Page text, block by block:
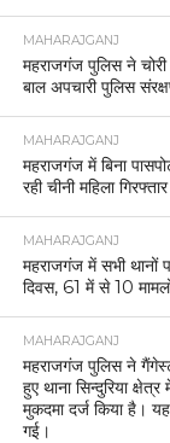
MAHARAJGANJ
महराजगंज पुलिस ने
बाल अपचारी पुलिस
MAHARAJGANJ
महराजगंज में बिना
रही चीनी महिला गिरफ्तार
MAHARAJGANJ
महराजगंज में सभी थानों
दिवस, 61 में से 10
MAHARAJGANJ
महराजगंज पुलिस ने
हुए थाना सिन्दुरिया
मुकदमा दर्ज किया है।
गई।